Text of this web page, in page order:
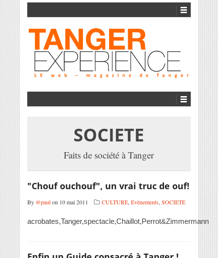
SOCIETE
Faits de société à Tanger
"Chouf ouchouf", un vrai truc de ouf!
By @paulon 10 mai 2011 CULTURE, Evènements, SOCIETE
acrobates,Tanger,spectacle,Chaillot,Perrot&Zimmermann